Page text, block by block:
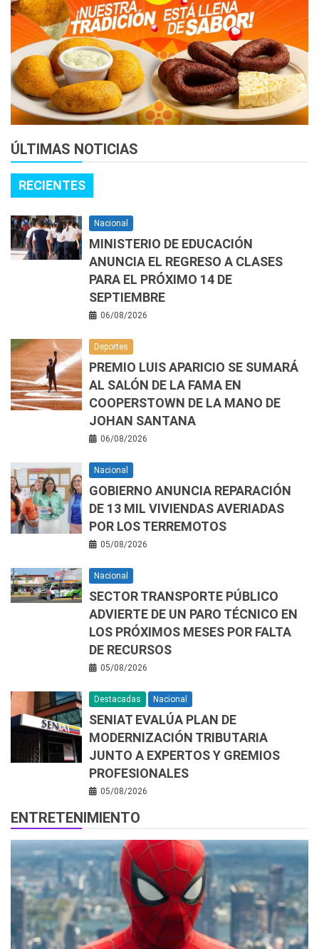
ÚLTIMAS NOTICIAS
RECIENTES
Nacional
MINISTERIO DE EDUCACIÓN
ANUNCIA EL REGRESO A CLASES
PARA EL PRÓXIMO 14 DE
SEPTIEMBRE
06/08/2026
Deportes
PREMIO LUIS APARICIO SE SUMARÁ
AL SALÓN DE LA FAMA EN
COOPERSTOWN DE LA MANO DE
JOHAN SANTANA
06/08/2026
Nacional
GOBIERNO ANUNCIA REPARACIÓN
DE 13 MIL VIVIENDAS AVERIADAS
POR LOS TERREMOTOS
05/08/2026
Nacional
SECTOR TRANSPORTE PÚBLICO
ADVIERTE DE UN PARO TÉCNICO EN
LOS PRÓXIMOS MESES POR FALTA
DE RECURSOS
05/08/2026
Destacadas Nacional
SENIAT EVALÚA PLAN DE
MODERNIZACIÓN TRIBUTARIA
JUNTO A EXPERTOS Y GREMIOS
PROFESIONALES
05/08/2026
ENTRETENIMIENTO